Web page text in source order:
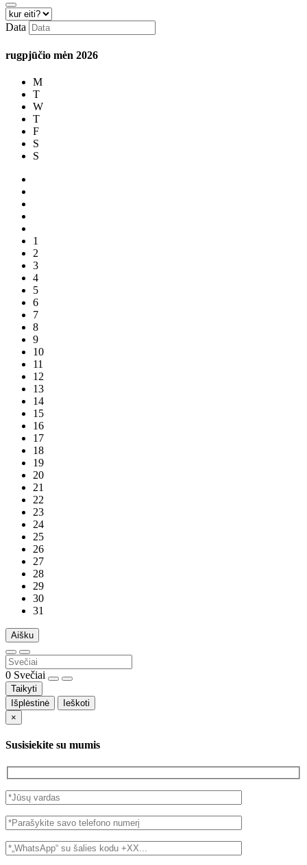
Data
rugpjūčio mėn 2026
M
T
W
T
F
S
S
1
2
3
4
5
6
7
8
9
10
11
12
13
14
15
16
17
18
19
20
21
22
23
24
25
26
27
28
29
30
31
Aišku
0 Svečiai
Taikyti
Išplėstinė
Ieškoti
×
Susisiekite su mumis